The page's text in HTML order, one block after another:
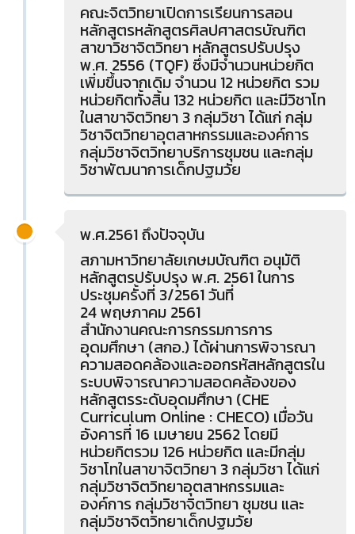
คณะจิตวิทยาเปิดการเรียนการสอน
หลักสูตรหลักสูตรศิลปศาสตรบัณฑิต
สาขาวิชาจิตวิทยา หลักสูตรปรับปรุง
พ.ศ. 2556 (TQF) ซึ่งมีจำนวนหน่วยกิต
เพิ่มขึ้นจากเดิม จำนวน 12 หน่วยกิต รวม
หน่วยกิตทั้งสิ้น 132 หน่วยกิต และมีวิชาโท
ในสาขาจิตวิทยา 3 กลุ่มวิชา ได้แก่ กลุ่ม
วิชาจิตวิทยาอุตสาหกรรมและองค์การ
กลุ่มวิชาจิตวิทยาบริการชุมชน และกลุ่ม
วิชาพัฒนาการเด็กปฐมวัย
พ.ศ.2561 ถึงปัจจุบัน
สภามหาวิทยาลัยเกษมบัณฑิต อนุมัติ
หลักสูตรปรับปรุง พ.ศ. 2561 ในการ
ประชุมครั้งที่ 3/2561 วันที่
24 พฤษภาคม 2561
สำนักงานคณะการกรรมการการ
อุดมศึกษา (สกอ.) ได้ผ่านการพิจารณา
ความสอดคล้องและออกรหัสหลักสูตรใน
ระบบพิจารณาความสอดคล้องของ
หลักสูตรระดับอุดมศึกษา (CHE
Curriculum Online : CHECO) เมื่อวัน
อังคารที่ 16 เมษายน 2562 โดยมี
หน่วยกิตรวม 126 หน่วยกิต และมีกลุ่ม
วิชาโทในสาขาจิตวิทยา 3 กลุ่มวิชา ได้แก่
กลุ่มวิชาจิตวิทยาอุตสาหกรรมและ
องค์การ กลุ่มวิชาจิตวิทยา ชุมชน และ
กลุ่มวิชาจิตวิทยาเด็กปฐมวัย